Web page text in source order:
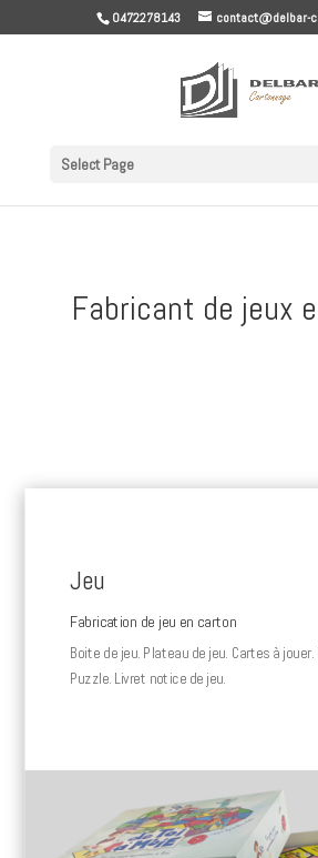
0472278143 contact@delbar-
Select Page
Fabricant de jeux
Jeu
Fabrication de jeu en carton
Boite de jeu. Plateau de jeu. Cartes à jouer.
Puzzle. Livret notice de jeu.